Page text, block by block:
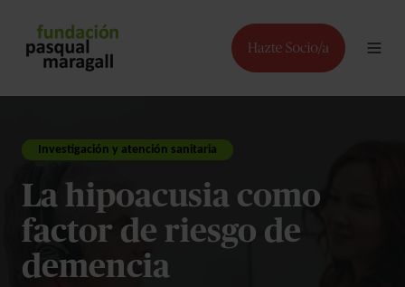
Investigación y atención sanitaria
La hipoacusia como
factor de riesgo de
demencia